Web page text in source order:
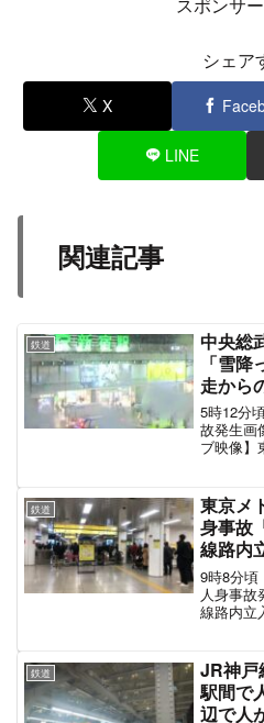
18時頃 運転再開
運転再開《18:09現在》
18:00頃運転再開。全線に
す
見合わせ時 51分 振替ｱﾘ
pic.twitter.com/GIIfuFzmed
— 関西
人身事故よ影響で超過密
— ねこまんまZ